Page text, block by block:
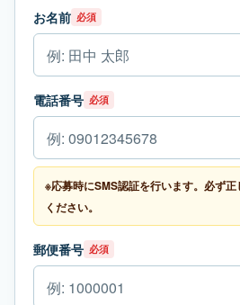
お名前 必須
電話番号 必須
※応募時にSMS認証を行います。必ず
ください。
郵便番号 必須